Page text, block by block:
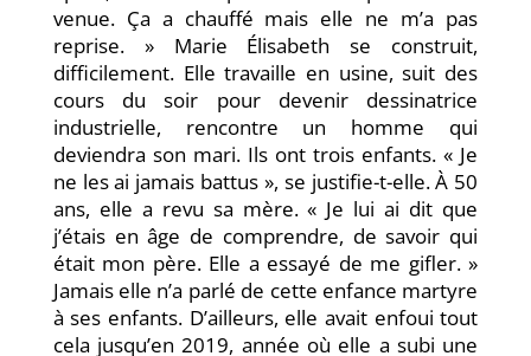
venue. Ça a chauffé mais elle ne m’a pas
reprise. » Marie Élisabeth se construit,
difficilement. Elle travaille en usine, suit des
cours du soir pour devenir dessinatrice
industrielle, rencontre un homme qui
deviendra son mari. Ils ont trois enfants. « Je
ne les ai jamais battus », se justifie-t-elle. À 50
ans, elle a revu sa mère. « Je lui ai dit que
j’étais en âge de comprendre, de savoir qui
était mon père. Elle a essayé de me gifler. »
Jamais elle n’a parlé de cette enfance martyre
à ses enfants. D’ailleurs, elle avait enfoui tout
cela jusqu’en 2019, année où elle a subi une